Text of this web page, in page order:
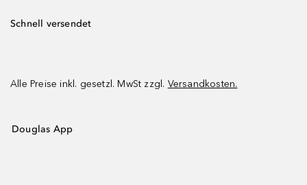
Schnell versendet
Alle Preise inkl. gesetzl. MwSt zzgl. Versandkosten.
Douglas App